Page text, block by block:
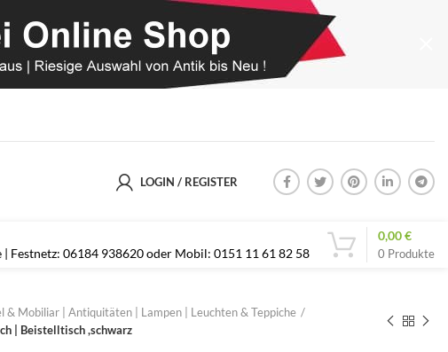
LOGIN / REGISTER
Festnetz: 06184 938620 oder Mobil: 0151 11 61 82 58
0 Produkte
0,00€
& Mobiliar | Antiquitäten | Lampen | Leuchten & Teppiche
| Beistelltisch ,schwarz